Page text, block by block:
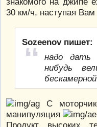
30 км/ч, наступая
Sozeenov пишет:
надо
нибудь
бескамерной
С
манипуляция